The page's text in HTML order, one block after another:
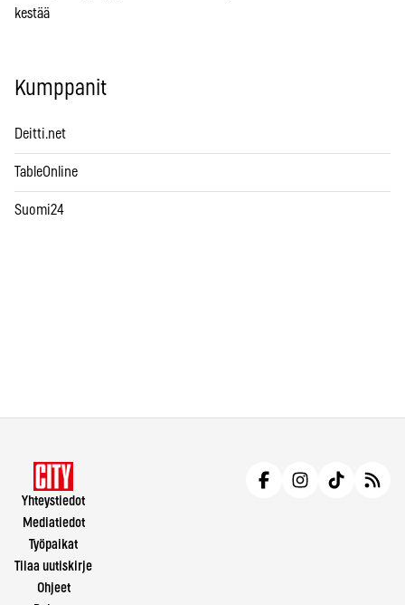
kestää
Kumppanit
Deitti.net
TableOnline
Suomi24
Yhteystiedot
Mediatiedot
Työpaikat
Tilaa uutiskirje
Ohjeet